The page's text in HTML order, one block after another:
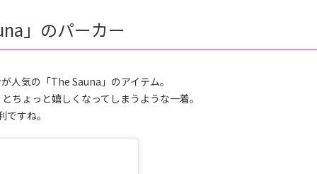
」のパーカー
人気の「The Sauna」のアイテム。
ちょっと嬉しくなってしまうような一着。
すね。